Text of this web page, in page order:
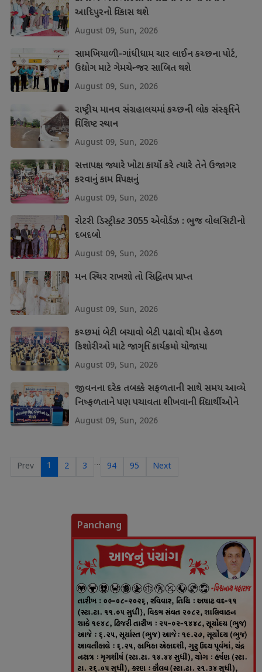
આદિપુરનો વિકાસ થશે
August 09, Sun, 2026
સામખિયાળી-ગાંધીધામ ચાર લાઈન કચ્છના પોર્ટ,
ઉદ્યોગ માટે ગેમચેન્જર સાબિત થશે
August 09, Sun, 2026
રાષ્ટ્રીય માનવ સંગ્રહાલયમાં કચ્છની લોક સંસ્કૃતિને
વિશિષ્ટ સ્થાન
August 09, Sun, 2026
સત્તાપક્ષ જ્યારે ખોટા કાર્યો કરે ત્યારે તેને ઉજાગર
કરવાનું કામ વિપક્ષનું
August 09, Sun, 2026
રોટરી ડિસ્ટ્રીક્ટ 3055 એવોર્ડઝ : ભુજ વોલસિટીનો
દબદબો
August 09, Sun, 2026
મન સ્થિર રાખશો તો સિદ્ધિતપ પ્રાપ્ત
August 09, Sun, 2026
કચ્છમાં બેટી બચાવો બેટી પઢાવો થીમ હેઠળ
કિશોરીઓ માટે જાગૃતિ કાર્યક્રમો યોજાયા
August 09, Sun, 2026
જીવનના દરેક તબક્કે સફળતાની સાથે સમય આવ્યે
નિષ્ફળતાને પણ પચાવતા શીખવાની વિદ્યાર્થીઓને
શીખ
August 09, Sun, 2026
Prev 1 2 3 … 94 95 Next
Panchang